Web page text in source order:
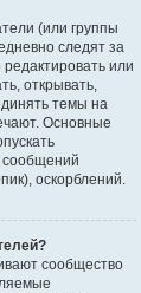
(или группы
следят за
или
открывать,
темы на
Основные
сообщений
оскорблений.
сообщество